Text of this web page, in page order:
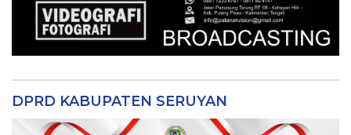
DPRD KABUPATEN SERUYAN